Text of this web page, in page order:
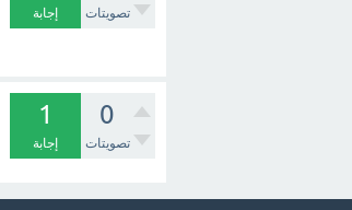
تصويتات إجابة
0
تصويتات
1
إجابة